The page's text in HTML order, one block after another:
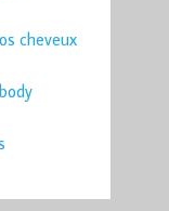
cheveux